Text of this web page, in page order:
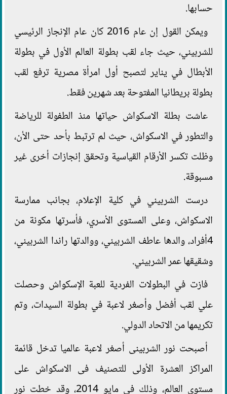
حسابها.
ويمكن القول إن عام 2016 كان عام الإنجاز الرئيسي
للشربيني، حيث جاء لقب بطولة العالم الأول في بطولة
الأبطال في يناير لتصبح أول امرأة مصرية ترفع لقب
بطولة بريطانيا المفتوحة بعد شهرين فقط.
عاشت بطلة الاسكواش حياتها منذ الطفولة للرياضة
والتطور في الاسكواش، حيث لم ترتبط بأحد حتى الأن،
وظلت تكسر الأرقام القياسية وتحقق إنجازات أخرى غير
مسبوقة.
درست الشربيني في كلية الإعلام، بجانب ممارسة
الاسكواش، وعلى المستوى الأسري، فأسرتها مكونة من
4أفراد، والدها عاطف الشربيني، ووالدتها راندا الشربيني،
وشقيقها عمر الشربيني.
فازت في البطولات الفردية للعبة الإسكواش وحصلت
علي لقب أفضل وأصغر لاعبة في بطولة السيدات، وتم
تكريمها من الاتحاد الدولي.
أصبحت نور الشربينى أصغر لاعبة عالميا تدخل قائمة
المراكز العشرة الأولى للتصنيف فى الاسكواش على
مستوى العالم، وذلك فى مايو 2014، وقد خطت نور